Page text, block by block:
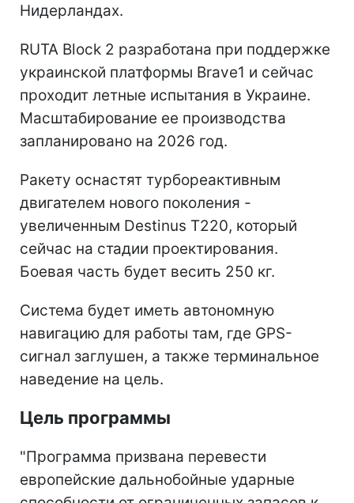
Нидерландах.
RUTA Block 2 разработана при поддержке
украинской платформы Brave1 и сейчас
проходит летные испытания в Украине.
Масштабирование ее производства
запланировано на 2026 год.
Ракету оснастят турбореактивным
двигателем нового поколения -
увеличенным Destinus T220, который
сейчас на стадии проектирования.
Боевая часть будет весить 250 кг.
Система будет иметь автономную
навигацию для работы там, где GPS-
сигнал заглушен, а также терминальное
наведение на цель.
Цель программы
"Программа призвана перевести
европейские дальнобойные ударные